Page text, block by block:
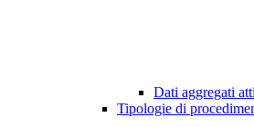
Dati aggregati
Tipologie di